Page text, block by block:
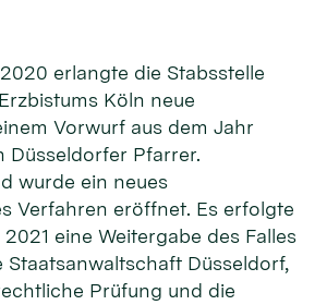
erlangte die Stabsstelle
Köln neue
Vorwurf aus dem Jahr
Düsseldorfer Pfarrer.
wurde ein neues
Verfahren eröffnet. Es erfolgte
eine Weitergabe des Falles
Staatsanwaltschaft Düsseldorf,
Prüfung und die